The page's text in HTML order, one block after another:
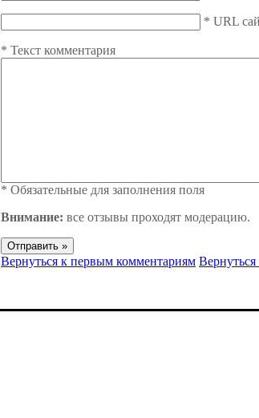
* URL
* Текст комментария
* Обязательные для заполнения поля
Внимание: все отзывы проходят модерацию.
Вернуться к первым комментариям